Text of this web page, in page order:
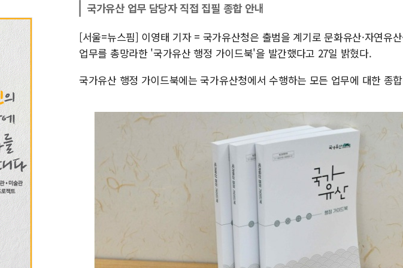
트럼프, 백신·자폐
美 항소법원, 백악관
이란 핵심 원유 수
국가유산 업무 담당자 직접 집필 종합 안내
[서울=뉴스핌] 이영태 기자 = 국가유산청은 출범을 계기로 문화유산·자연유산
업무를 총망라한 '국가유산 행정 가이드북'을 발간했다고 27일 밝혔다.
국가유산 행정 가이드북에는 국가유산청에서 수행하는 모든 업무에 대한 종